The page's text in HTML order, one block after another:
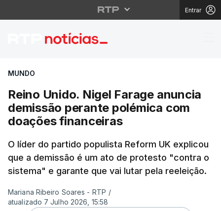
Entrar
Reino Unido. Nigel
MUNDO
Reino Unido. Nigel Farage anuncia
demissão perante polémica com
doações financeiras
O líder do partido populista Reform UK explicou
que a demissão é um ato de protesto "contra o
sistema" e garante que vai lutar pela reeleição.
Mariana Ribeiro Soares - RTP /
atualizado 7 Julho 2026, 15:58